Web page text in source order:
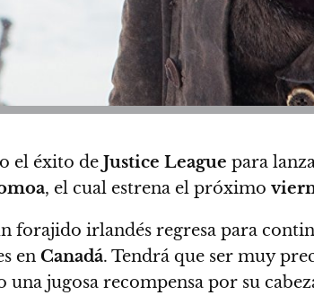
el éxito de Justice League para
, el cual estrena el próximo
forajido irlandés regresa para
en Canadá. Tendrá que ser muy
jugosa recompensa por su